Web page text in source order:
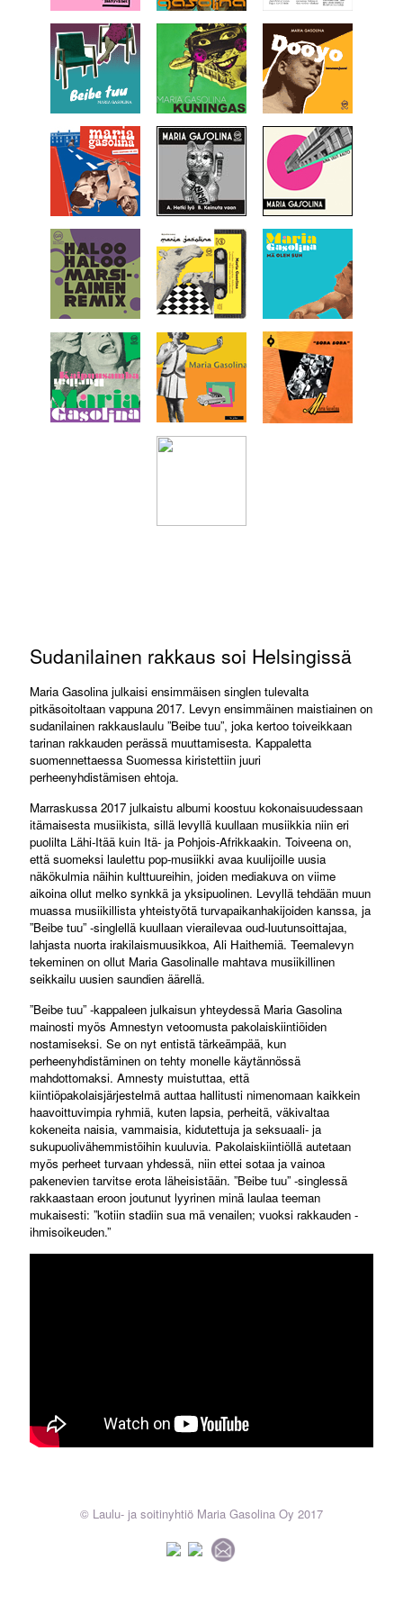
Sudanilainen rakkaus soi Helsingissä
Maria Gasolina julkaisi ensimmäisen singlen tulevalta
pitkäsoitoltaan vappuna 2017. Levyn ensimmäinen maistiainen on
sudanilainen rakkauslaulu ”Beibe tuu”, joka kertoo toiveikkaan
tarinan rakkauden perässä muuttamisesta. Kappaletta
suomennettaessa Suomessa kiristettiin juuri
perheenyhdistämisen ehtoja.
Marraskussa 2017 julkaistu albumi koostuu kokonaisuudessaan
itämaisesta musiikista, sillä levyllä kuullaan musiikkia niin eri
puolilta Lähi-Itää kuin Itä- ja Pohjois-Afrikkaakin. Toiveena on,
että suomeksi laulettu pop-musiikki avaa kuulijoille uusia
näkökulmia näihin kulttuureihin, joiden mediakuva on viime
aikoina ollut melko synkkä ja yksipuolinen. Levyllä tehdään muun
muassa musiikillista yhteistyötä turvapaikanhakijoiden kanssa, ja
”Beibe tuu” -singlellä kuullaan vierailevaa oud-luutunsoittajaa,
lahjasta nuorta irakilaismuusikkoa, Ali Haithemiä. Teemalevyn
tekeminen on ollut Maria Gasolinalle mahtava musiikillinen
seikkailu uusien saundien äärellä.
”Beibe tuu” -kappaleen julkaisun yhteydessä Maria Gasolina
mainosti myös Amnestyn vetoomusta pakolaiskiintiöiden
nostamiseksi. Se on nyt entistä tärkeämpää, kun
perheenyhdistäminen on tehty monelle käytännössä
mahdottomaksi. Amnesty muistuttaa, että
kiintiöpakolaisjärjestelmä auttaa hallitusti nimenomaan kaikkein
haavoittuvimpia ryhmiä, kuten lapsia, perheitä, väkivaltaa
kokeneita naisia, vammaisia, kidutettuja ja seksuaali- ja
sukupuolivähemmistöihin kuuluvia. Pakolaiskiintiöllä autetaan
myös perheet turvaan yhdessä, niin ettei sotaa ja vainoa
pakenevien tarvitse erota läheisistään. ”Beibe tuu” -singlessä
rakkaastaan eroon joutunut lyyrinen minä laulaa teeman
mukaisesti: ”kotiin stadiin sua mä venailen; vuoksi rakkauden -
ihmisoikeuden.”
© Laulu- ja soitinyhtiö Maria Gasolina Oy 2017